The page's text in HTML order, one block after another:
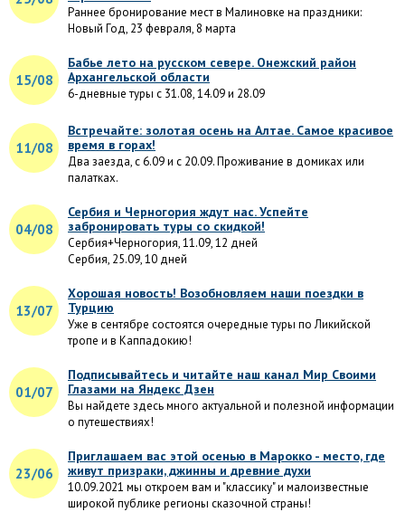
Раннее бронирование мест в Малиновке на праздники:
Новый Год, 23 февраля, 8 марта
15/08
Бабье лето на русском севере. Онежский район
Архангельской области
6-дневные туры с 31.08, 14.09 и 28.09
11/08
Встречайте: золотая осень на Алтае. Самое красивое
время в горах!
Два заезда, с 6.09 и с 20.09. Проживание в домиках или
палатках.
04/08
Сербия и Черногория ждут нас. Успейте
забронировать туры со скидкой!
Сербия+Черногория, 11.09, 12 дней
Сербия, 25.09, 10 дней
13/07
Хорошая новость! Возобновляем наши поездки в
Турцию
Уже в сентябре состоятся очередные туры по Ликийской
тропе и в Каппадокию!
01/07
Подписывайтесь и читайте наш канал Мир Своими
Глазами на Яндекс Дзен
Вы найдете здесь много актуальной и полезной информации
о путешествиях!
23/06
Приглашаем вас этой осенью в Марокко - место, где
живут призраки, джинны и древние духи
10.09.2021 мы откроем вам и "классику" и малоизвестные
широкой публике регионы сказочной страны!